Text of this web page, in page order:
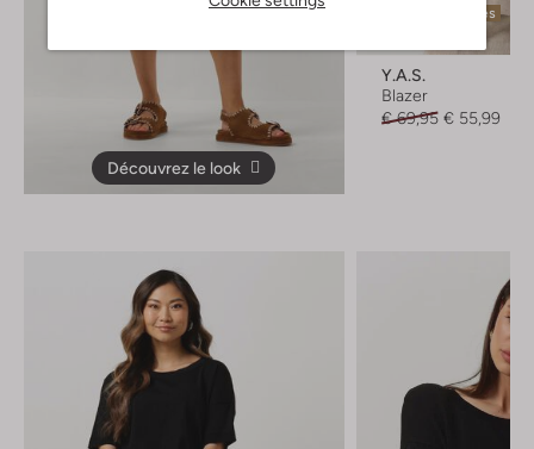
Découvrez le look
Dernières pièces
Y.a.s.
Blazer
€ 69,95 € 55,99